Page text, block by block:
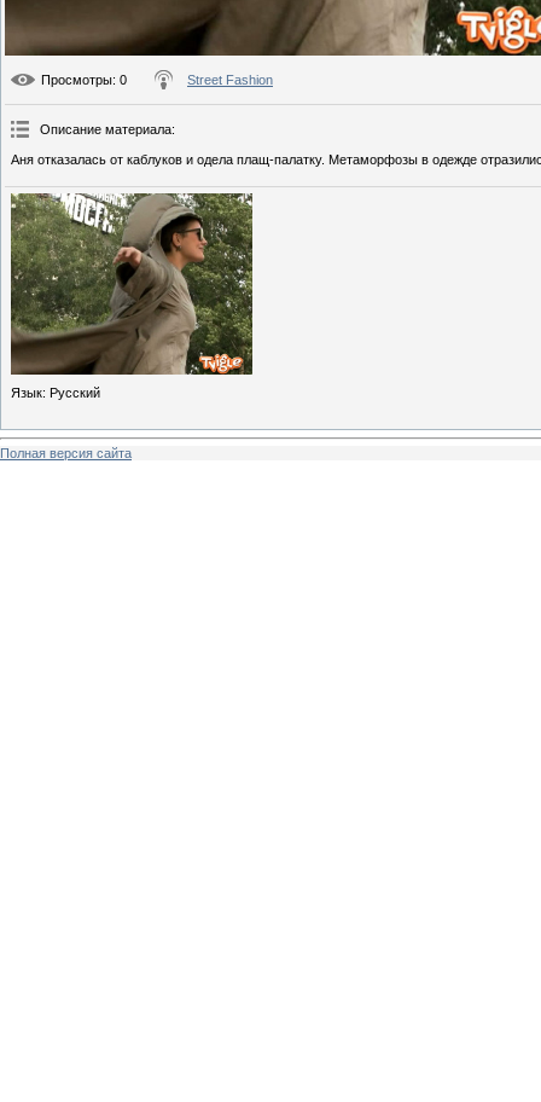
Просмотры: 0 Street Fashion
Описание материала:
Аня отказалась от каблуков и одела плащ-палатку. Метаморфозы в одежде
Язык: Русский
Полная версия сайта